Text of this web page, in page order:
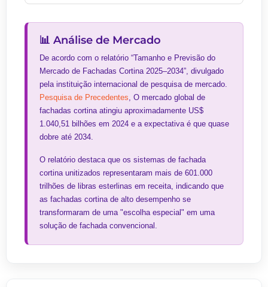
📊 Análise de Mercado
De acordo com o relatório “Tamanho e Previsão do
Mercado de Fachadas Cortina 2025–2034”, divulgado
pela instituição internacional de pesquisa de mercado.
Pesquisa de Precedentes, O mercado global de
fachadas cortina atingiu aproximadamente US$
1.040,51 bilhões em 2024 e a expectativa é que quase
dobre até 2034.
O relatório destaca que os sistemas de fachada
cortina unitizados representaram mais de 601.000
trilhões de libras esterlinas em receita, indicando que
as fachadas cortina de alto desempenho se
transformaram de uma "escolha especial" em uma
solução de fachada convencional.